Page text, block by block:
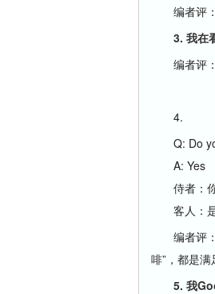
编者评：
3. 我在看
编者评：
4.
Q: Do
A: Yes
侍者：你
客人：
编者评：
啡”，都是
5. 我